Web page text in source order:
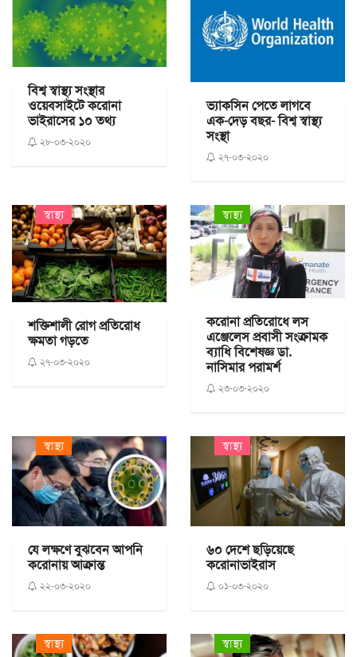
বিশ্ব স্বাস্থ্য সংস্থার
ওয়েবসাইটে করোনা
ভাইরাসের ১০ তথ্য
২৮-০৩-২০২০
ভ্যাকসিন পেতে লাগবে
এক-দেড় বছর- বিশ্ব স্বাস্থ্য
সংস্থা
২৭-০৩-২০২০
স্বাস্থ্য
শক্তিশালী রোগ প্রতিরোধ
ক্ষমতা গড়তে
২৭-০৩-২০২০
স্বাস্থ্য
করোনা প্রতিরোধে লস
এঞ্জেলেস প্রবাসী সংক্রামক
ব্যাধি বিশেষজ্ঞ ডা.
নাসিমার পরামর্শ
২৩-০৩-২০২০
স্বাস্থ্য
যে লক্ষণে বুঝবেন আপনি
করোনায় আক্রান্ত
২২-০৩-২০২০
স্বাস্থ্য
৬০ দেশে ছড়িয়েছে
করোনাভাইরাস
০১-০৩-২০২০
স্বাস্থ্য স্বাস্থ্য